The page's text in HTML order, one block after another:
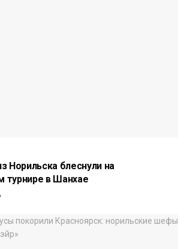
Норильска блеснули на
турнире в Шанхае